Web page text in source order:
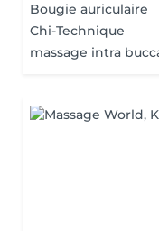
Bougie auriculaire
Chi-Technique
massage intra